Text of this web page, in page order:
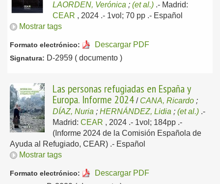
LAORDEN, Verónica ; (et al.) .- Madrid:
CEAR , 2024 .- 1vol; 70 pp .- Español
Mostrar tags
Formato electrónico: Descargar PDF
Signatura: D-2959 ( documento )
Las personas refugiadas en España y
Europa. Informe 2024 / CANA, Ricardo ;
DÍAZ, Nuria ; HERNÁNDEZ, Lidia ; (et al.) .-
Madrid: CEAR , 2024 .- 1vol; 184pp .-
(Informe 2024 de la Comisión Española de
Ayuda al Refugiado, CEAR) .- Español
Mostrar tags
Formato electrónico: Descargar PDF